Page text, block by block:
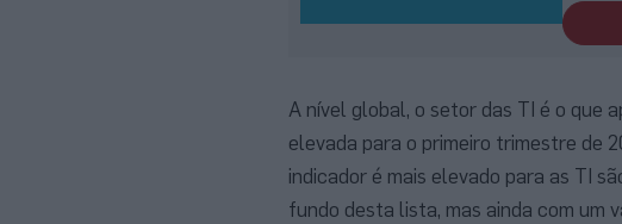
A nível global, o setor das TI é o que
elevada para o primeiro trimestre de
indicador é mais elevado para as TI
fundo desta lista, mas ainda com um